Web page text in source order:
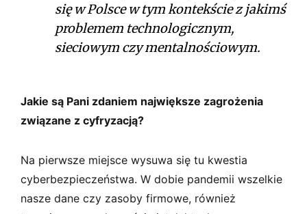
się w Polsce w tym kontekście z jakimś
problemem technologicznym,
sieciowym czy mentalnościowym.
Jakie są Pani zdaniem największe zagrożenia
związane z cyfryzacją?
Na pierwsze miejsce wysuwa się tu kwestia
cyberbezpieczeństwa. W dobie pandemii wszelkie
nasze dane czy zasoby firmowe, również